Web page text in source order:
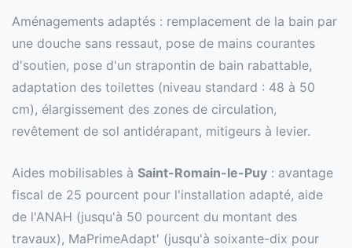
Aménagements adaptés : remplacement de la bain par
une douche sans ressaut, pose de mains courantes
d'soutien, pose d'un strapontin de bain rabattable,
adaptation des toilettes (niveau standard : 48 à 50
cm), élargissement des zones de circulation,
revêtement de sol antidérapant, mitigeurs à levier.
Aides mobilisables à Saint-Romain-le-Puy : avantage
fiscal de 25 pourcent pour l'installation adapté, aide
de l'ANAH (jusqu'à 50 pourcent du montant des
travaux), MaPrimeAdapt' (jusqu'à soixante-dix pour